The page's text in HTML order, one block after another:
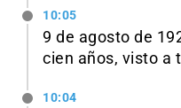
10:05
9 de agosto de
cien años, visto a
10:04